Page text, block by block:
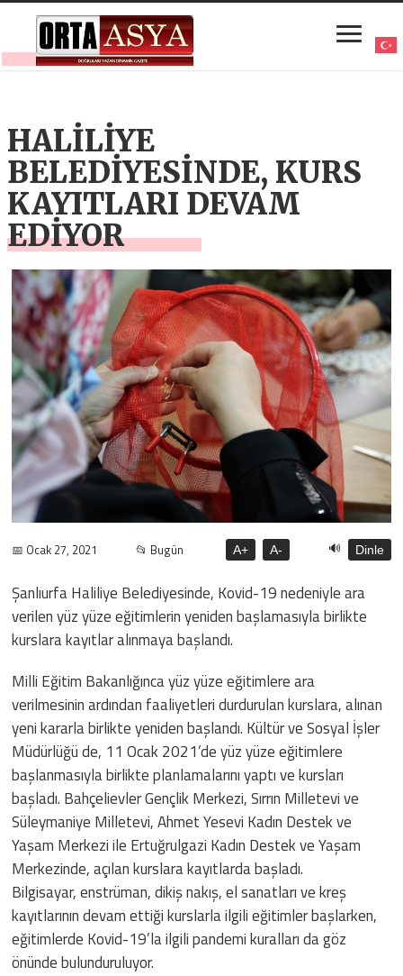
HALİLİYE
BELEDİYESİNDE, KURS
KAYITLARI DEVAM
EDİYOR
📅 Ocak 27, 2021 📂 Bugün A+ A- 🔊 Dinle
Şanlıurfa Haliliye Belediyesinde, Kovid-19 nedeniyle ara
verilen yüz yüze eğitimlerin yeniden başlamasıyla birlikte
kurslara kayıtlar alınmaya başlandı.
Milli Eğitim Bakanlığınca yüz yüze eğitimlere ara
verilmesinin ardından faaliyetleri durdurulan kurslara, alınan
yeni kararla birlikte yeniden başlandı. Kültür ve Sosyal İşler
Müdürlüğü de, 11 Ocak 2021’de yüz yüze eğitimlere
başlanmasıyla birlikte planlamalarını yaptı ve kursları
başladı. Bahçelievler Gençlik Merkezi, Sırrın Milletevi ve
Süleymaniye Milletevi, Ahmet Yesevi Kadın Destek ve
Yaşam Merkezi ile Ertuğrulgazi Kadın Destek ve Yaşam
Merkezinde, açılan kurslara kayıtlarda başladı.
Bilgisayar, enstrüman, dikiş nakış, el sanatları ve kreş
kayıtlarının devam ettiği kurslarla ilgili eğitimler başlarken,
eğitimlerde Kovid-19’la ilgili pandemi kuralları da göz
önünde bulunduruluyor.